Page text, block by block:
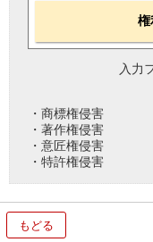
権
入力
・商標権侵害
・著作権侵害
・意匠権侵害
・特許権侵害
もどる